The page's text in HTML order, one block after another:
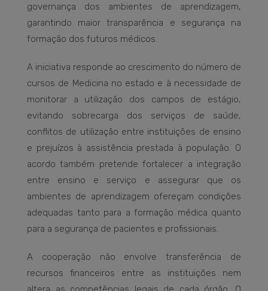
governança dos ambientes de aprendizagem,
garantindo maior transparência e segurança na
formação dos futuros médicos.
A iniciativa responde ao crescimento do número de
cursos de Medicina no estado e à necessidade de
monitorar a utilização dos campos de estágio,
evitando sobrecarga dos serviços de saúde,
conflitos de utilização entre instituições de ensino
e prejuízos à assistência prestada à população. O
acordo também pretende fortalecer a integração
entre ensino e serviço e assegurar que os
ambientes de aprendizagem ofereçam condições
adequadas tanto para a formação médica quanto
para a segurança de pacientes e profissionais.
A cooperação não envolve transferência de
recursos financeiros entre as instituições nem